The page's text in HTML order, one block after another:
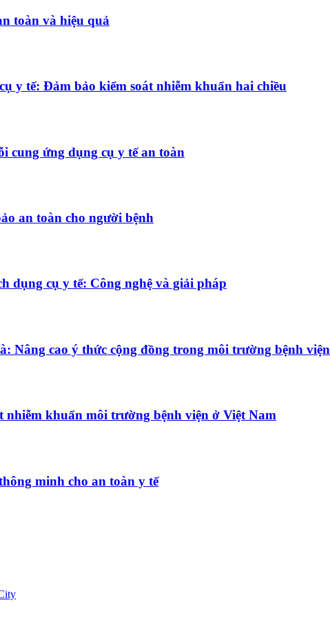
toàn và hiệu quả
y tế: Đảm bảo kiểm soát nhiễm khuẩn hai chiều
cung ứng dụng cụ y tế an toàn
an toàn cho người bệnh
dụng cụ y tế: Công nghệ và giải pháp
Nâng cao ý thức cộng đồng trong môi trường bệnh viện
khuẩn môi trường bệnh viện ở Việt Nam
minh cho an toàn y tế